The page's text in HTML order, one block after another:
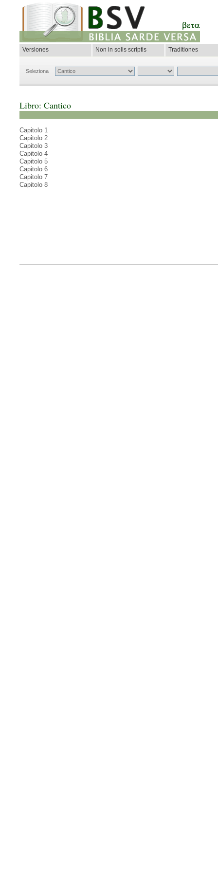
Versiones Non in solis scriptis Traditiones
Seleziona
Libro: Cantico
Capitolo 1
Capitolo 2
Capitolo 3
Capitolo 4
Capitolo 5
Capitolo 6
Capitolo 7
Capitolo 8